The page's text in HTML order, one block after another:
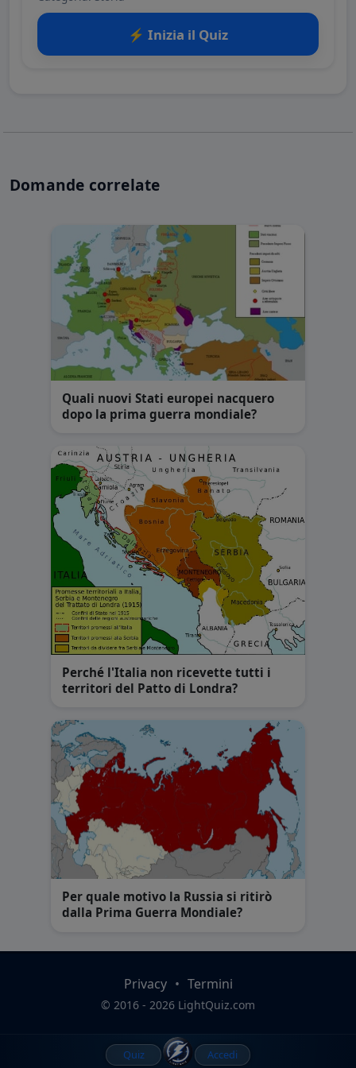
⚡ Inizia il Quiz
Domande correlate
Quali nuovi Stati europei nacquero
dopo la prima guerra mondiale?
Perché l'Italia non ricevette tutti i
territori del Patto di Londra?
Per quale motivo la Russia si ritirò
dalla Prima Guerra Mondiale?
Privacy • Termini
© 2016 - 2026 LightQuiz.com
Quiz Accedi